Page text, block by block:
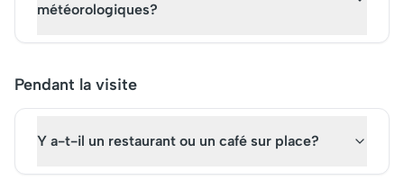
météorologiques?
Pendant la visite
Y a-t-il un restaurant ou un café sur place?